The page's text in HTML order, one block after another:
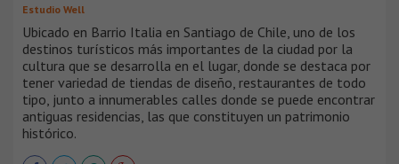
Estudio Well
Ubicado en Barrio Italia en Santiago de Chile, uno de los
destinos turísticos más importantes de la ciudad por la
cultura que se desarrolla en el lugar, donde se destaca por
tener variedad de tiendas de diseño, restaurantes de todo
tipo, junto a innumerables calles donde se puede encontrar
antiguas residencias, las que constituyen un patrimonio
histórico.